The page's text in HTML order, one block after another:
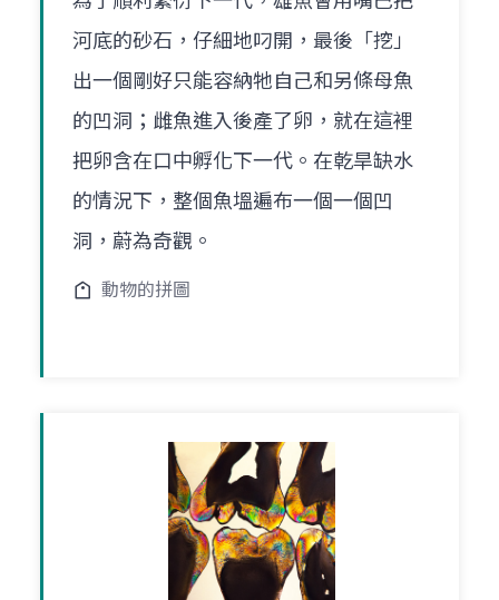
河底的砂石，仔細地叼開，最後「挖」
出一個剛好只能容納牠自己和另條母魚
的凹洞；雌魚進入後產了卵，就在這裡
把卵含在口中孵化下一代。在乾旱缺水
的情況下，整個魚塭遍布一個一個凹
洞，蔚為奇觀。
動物的拼圖